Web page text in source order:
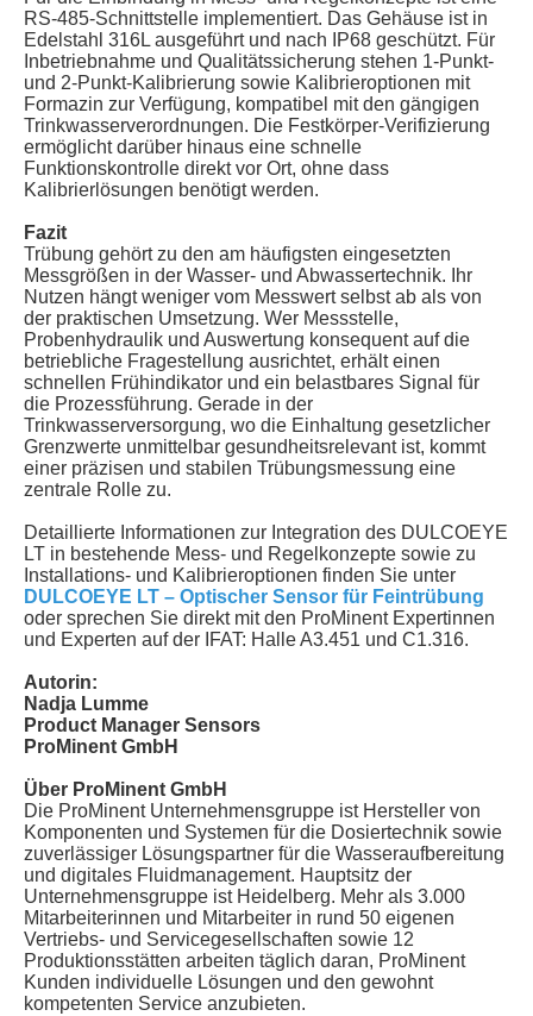
RS-485-Schnittstelle implementiert. Das Gehäuse ist in
Edelstahl 316L ausgeführt und nach IP68 geschützt. Für
Inbetriebnahme und Qualitätssicherung stehen 1-Punkt-
und 2-Punkt-Kalibrierung sowie Kalibrieroptionen mit
Formazin zur Verfügung, kompatibel mit den gängigen
Trinkwasserverordnungen. Die Festkörper-Verifizierung
ermöglicht darüber hinaus eine schnelle
Funktionskontrolle direkt vor Ort, ohne dass
Kalibrierlösungen benötigt werden.
Fazit
Trübung gehört zu den am häufigsten eingesetzten
Messgrößen in der Wasser- und Abwassertechnik. Ihr
Nutzen hängt weniger vom Messwert selbst ab als von
der praktischen Umsetzung. Wer Messstelle,
Probenhydraulik und Auswertung konsequent auf die
betriebliche Fragestellung ausrichtet, erhält einen
schnellen Frühindikator und ein belastbares Signal für
die Prozessführung. Gerade in der
Trinkwasserversorgung, wo die Einhaltung gesetzlicher
Grenzwerte unmittelbar gesundheitsrelevant ist, kommt
einer präzisen und stabilen Trübungsmessung eine
zentrale Rolle zu.
Detaillierte Informationen zur Integration des DULCOEYE
LT in bestehende Mess- und Regelkonzepte sowie zu
Installations- und Kalibrieroptionen finden Sie unter
DULCOEYE LT – Optischer Sensor für Feintrübung
oder sprechen Sie direkt mit den ProMinent Expertinnen
und Experten auf der IFAT: Halle A3.451 und C1.316.
Autorin:
Nadja Lumme
Product Manager Sensors
ProMinent GmbH
Über ProMinent GmbH
Die ProMinent Unternehmensgruppe ist Hersteller von
Komponenten und Systemen für die Dosiertechnik sowie
zuverlässiger Lösungspartner für die Wasseraufbereitung
und digitales Fluidmanagement. Hauptsitz der
Unternehmensgruppe ist Heidelberg. Mehr als 3.000
Mitarbeiterinnen und Mitarbeiter in rund 50 eigenen
Vertriebs- und Servicegesellschaften sowie 12
Produktionsstätten arbeiten täglich daran, ProMinent
Kunden individuelle Lösungen und den gewohnt
kompetenten Service anzubieten.